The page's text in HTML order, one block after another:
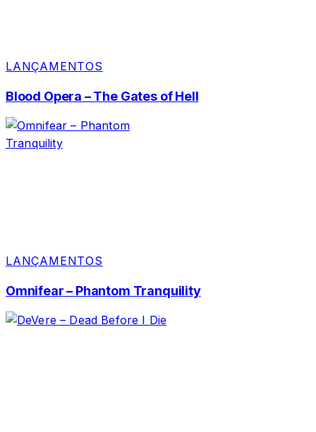
LANÇAMENTOS
Blood Opera – The Gates of Hell
LANÇAMENTOS
Omnifear – Phantom Tranquility